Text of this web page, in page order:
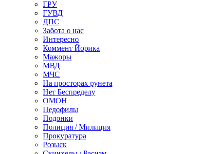
ГРУ
ГУВД
ДПС
Забота о нас
Интересно
Коммент Йорика
Мажоры
МВД
МЧС
На просторах рунета
Нет Беспределу
ОМОН
Педофилы
Подонки
Полиция / Милиция
Прокуратура
Розыск